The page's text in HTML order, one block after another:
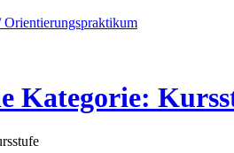
Orientierungspraktikum
Kategorie: